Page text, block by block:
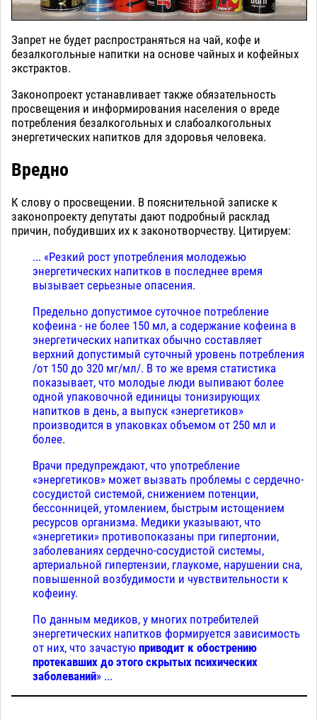
Запрет не будет распространяться на чай, кофе и
безалкогольные напитки на основе чайных и кофейных
экстрактов.
Законопроект устанавливает также обязательность
просвещения и информирования населения о вреде
потребления безалкогольных и слабоалкогольных
энергетических напитков для здоровья человека.
Вредно
К слову о просвещении. В пояснительной записке к
законопроекту депутаты дают подробный расклад
причин, побудивших их к законотворчеству. Цитируем:
... «Резкий рост употребления молодежью
энергетических напитков в последнее время
вызывает серьезные опасения.
Предельно допустимое суточное потребление
кофеина - не более 150 мл, а содержание кофеина в
энергетических напитках обычно составляет
верхний допустимый суточный уровень потребления
/от 150 до 320 мг/мл/. В то же время статистика
показывает, что молодые люди выпивают более
одной упаковочной единицы тонизирующих
напитков в день, а выпуск «энергетиков»
производится в упаковках объемом от 250 мл и
более.
Врачи предупреждают, что употребление
«энергетиков» может вызвать проблемы с сердечно-
сосудистой системой, снижением потенции,
бессонницей, утомлением, быстрым истощением
ресурсов организма. Медики указывают, что
«энергетики» противопоказаны при гипертонии,
заболеваниях сердечно-сосудистой системы,
артериальной гипертензии, глаукоме, нарушении сна,
повышенной возбудимости и чувствительности к
кофеину.
По данным медиков, у многих потребителей
энергетических напитков формируется зависимость
от них, что зачастую приводит к обострению
протекавших до этого скрытых психических
заболеваний» ...